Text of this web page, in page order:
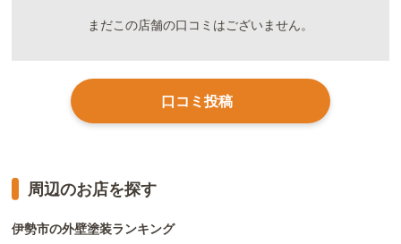
まだこの店舗の口コミはございません。
口コミ投稿
周辺のお店を探す
伊勢市の外壁塗装ランキング